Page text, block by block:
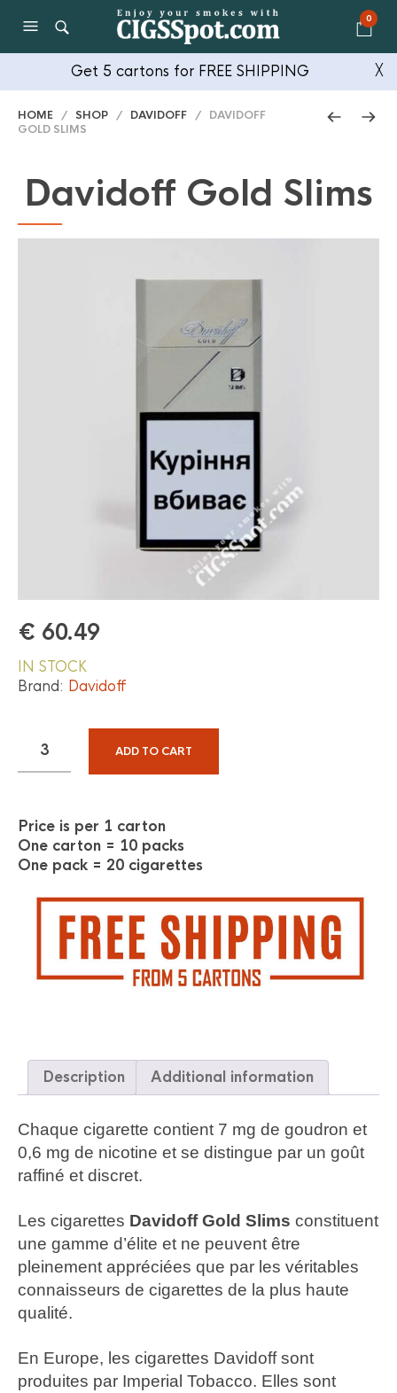
0
Get 5 cartons for FREE SHIPPING ╳
HOME / SHOP / DAVIDOFF / DAVIDOFF
GOLD SLIMS
Davidoff Gold Slims
€ 60.49
IN STOCK
Brand: Davidoff
ADD TO CART
Price is per 1 carton
One carton = 10 packs
One pack = 20 cigarettes
Description Additional information
Chaque cigarette contient 7 mg de goudron et
0,6 mg de nicotine et se distingue par un goût
raffiné et discret.
Les cigarettes Davidoff Gold Slims constituent
une gamme d’élite et ne peuvent être
pleinement appréciées que par les véritables
connaisseurs de cigarettes de la plus haute
qualité.
En Europe, les cigarettes Davidoff sont
produites par Imperial Tobacco. Elles sont